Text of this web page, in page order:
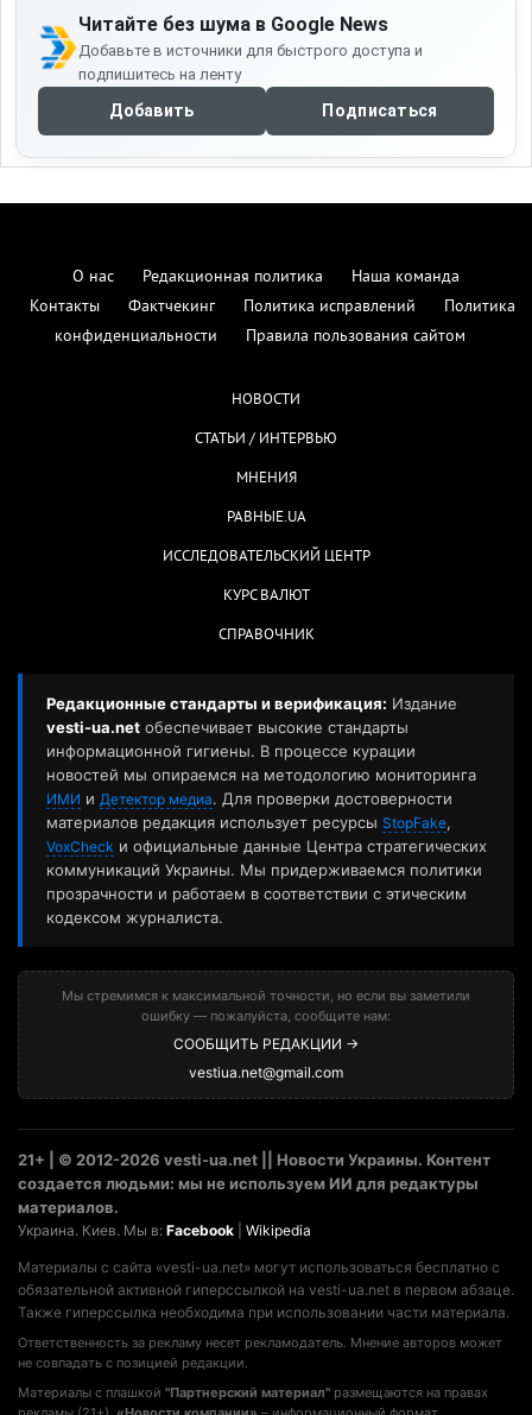
Читайте без шума в Google News
Добавьте в источники для быстрого доступа и
подпишитесь на ленту
Добавить Подписаться
О нас Редакционная политика
Наша команда
Контакты
Фактчекинг Политика исправлений
Политика
конфиденциальности
Правила пользования сайтом
НОВОСТИ
СТАТЬИ / ИНТЕРВЬЮ
МНЕНИЯ
РАВНЫЕ.UA
ИССЛЕДОВАТЕЛЬСКИЙ ЦЕНТР
КУРС ВАЛЮТ
СПРАВОЧНИК
Редакционные стандарты и верификация: Издание
vesti-ua.net обеспечивает высокие стандарты
информационной гигиены. В процессе курации
новостей мы опираемся на методологию мониторинга
ИМИ и Детектор медиа. Для проверки достоверности
материалов редакция использует ресурсы StopFake,
VoxCheck и официальные данные Центра стратегических
коммуникаций Украины. Мы придерживаемся политики
прозрачности и работаем в соответствии с этическим
кодексом журналиста.
Мы стремимся к максимальной точности, но если вы заметили
ошибку — пожалуйста, сообщите нам:
СООБЩИТЬ РЕДАКЦИИ →
vestiua.net@gmail.com
21+ | © 2012-2026 vesti-ua.net || Новости Украины. Контент
создается людьми: мы не используем ИИ для редактуры
материалов.
Украина. Киев. Мы в: Facebook Wikipedia
Материалы с сайта «vesti-ua.net» могут использоваться бесплатно с
обязательной активной гиперссылкой на vesti-ua.net в первом абзаце.
Также гиперссылка необходима при использовании части материала.
Ответственность за рекламу несет рекламодатель. Мнение авторов может
не совпадать с позицией редакции.
Материалы с плашкой "Партнерский материал" размещаются на правах